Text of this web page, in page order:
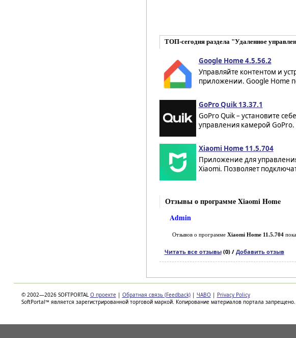
ТОП-сегодня раздела "Удаленное
Google Home 4.5.56.2
Управляйте контентом и
приложении. Google Home
GoPro Quik 13.37.1
GoPro Quik – установите
управления камерой
Xiaomi Home 11.5.704
Приложение для
Xiaomi. Позволяет
Отзывы о программе Xiaomi Home
Admin
Отзывов о программе Xiaomi Home 11.5.704пока
Читать все отзывы(0) / Добавить отзыв
© 2002—2026 SOFTPORTAL О проекте | Обратная связь (Feedback) | ЧАВО | Privacy Policy
SoftPortal™ является зарегистрированной торговой маркой. Копирование материалов портала запрещено.